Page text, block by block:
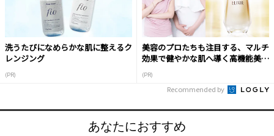
洗うたびになめらかな肌に整えるク
レンジング
(PR)
美容のプロたちも注目する、マルチ
効果で健やかな肌へ導く高機能美容
(PR)
Recommended by
あなたにおすすめ